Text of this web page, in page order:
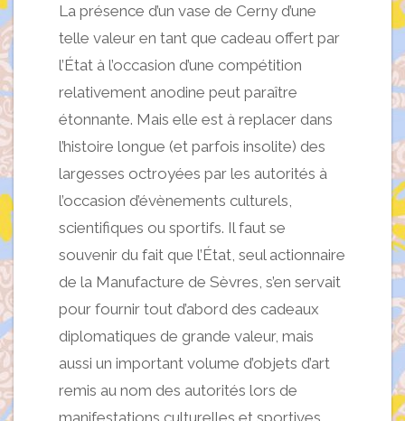
La présence d’un vase de Cerny d’une
telle valeur en tant que cadeau offert par
l’État à l’occasion d’une compétition
relativement anodine peut paraître
étonnante. Mais elle est à replacer dans
l’histoire longue (et parfois insolite) des
largesses octroyées par les autorités à
l’occasion d’évènements culturels,
scientifiques ou sportifs. Il faut se
souvenir du fait que l’État, seul actionnaire
de la Manufacture de Sèvres, s’en servait
pour fournir tout d’abord des cadeaux
diplomatiques de grande valeur, mais
aussi un important volume d’objets d’art
remis au nom des autorités lors de
manifestations culturelles et sportives.